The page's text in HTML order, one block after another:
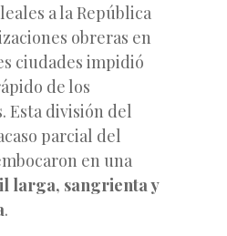
a la República
obreras en
ciudades impidió
de los
Esta división del
parcial del
en una
larga, sangrienta y
.